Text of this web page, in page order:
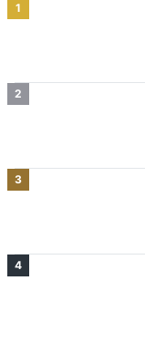
1
2
3
4